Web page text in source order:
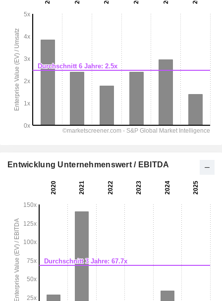
Entwicklung Unternehmenswert / EBITDA